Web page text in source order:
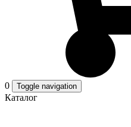
0 Toggle navigation
Каталог